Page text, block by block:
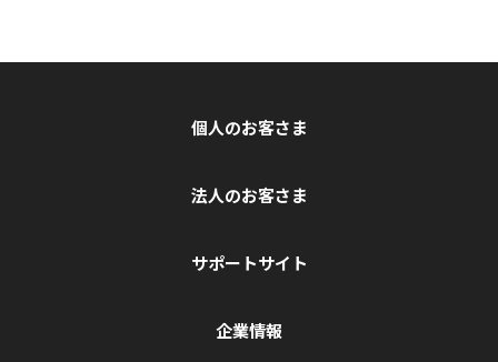
個人のお客さま
法人のお客さま
サポートサイト
企業情報